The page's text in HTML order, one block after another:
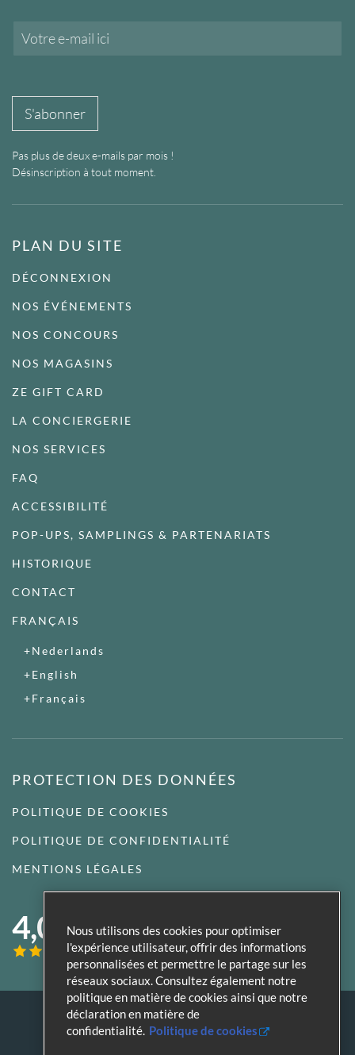
S'abonner
Pas plus de deux e-mails par mois !
Désinscription à tout moment.
PLAN DU SITE
DÉCONNEXION
NOS ÉVÉNEMENTS
NOS CONCOURS
NOS MAGASINS
ZE GIFT CARD
LA CONCIERGERIE
NOS SERVICES
FAQ
ACCESSIBILITÉ
POP-UPS, SAMPLINGS & PARTENARIATS
HISTORIQUE
CONTACT
FRANÇAIS
Nederlands
English
Français
PROTECTION DES DONNÉES
POLITIQUE DE COOKIES
POLITIQUE DE CONFIDENTIALITÉ
MENTIONS LÉGALES
4,0
Nous utilisons des cookies pour optimiser
l'expérience utilisateur, offrir des informations
personnalisées et permettre le partage sur les
réseaux sociaux. Consultez également notre
politique en matière de cookies ainsi que notre
déclaration en matière de
confidentialité. Politique de cookies